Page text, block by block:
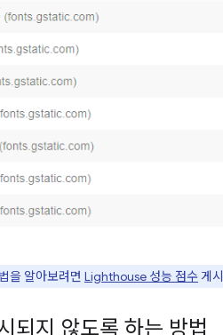
을 알아보려면 Lighthouse 성능 점수 게
되지 않도록 하는 방법